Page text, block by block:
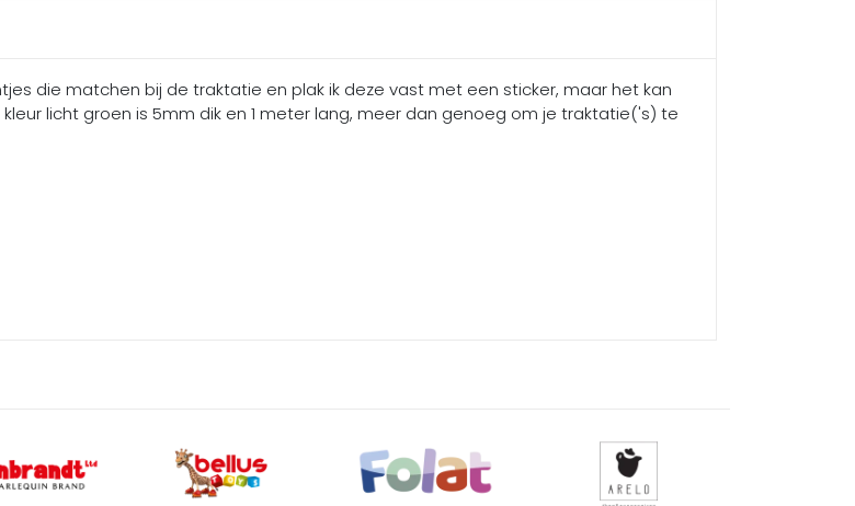
die matchen bij de traktatie en plak ik deze vast met een sticker, maar het kan
licht groen is 5mm dik en 1 meter lang, meer dan genoeg om je traktatie('s) te